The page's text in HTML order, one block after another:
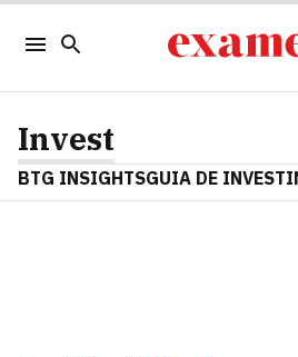
Invest
BTG INSIGHTSGUIA DE